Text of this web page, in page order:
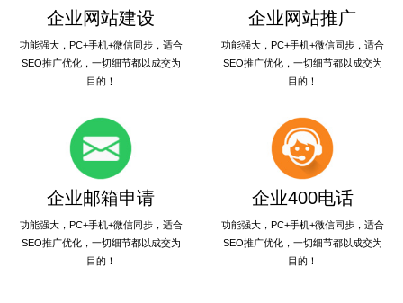
企业网站建设
功能强大，PC+手机+微信同步，适合
SEO推广优化，一切细节都以成交为
目的！
企业网站推广
功能强大，PC+手机+微信同步，适合
SEO推广优化，一切细节都以成交为
目的！
企业邮箱申请
功能强大，PC+手机+微信同步，适合
SEO推广优化，一切细节都以成交为
目的！
企业400电话
功能强大，PC+手机+微信同步，适合
SEO推广优化，一切细节都以成交为
目的！